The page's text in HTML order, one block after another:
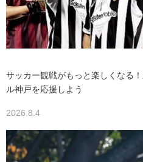
サッカー観戦がもっと楽しくなる
ル神戸を応援しよう
2026.8.4